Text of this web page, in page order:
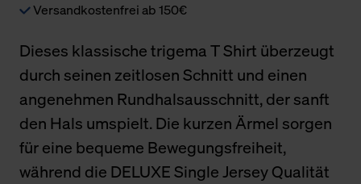
Versandkostenfrei ab 150€
Dieses klassische trigema T Shirt überzeugt
durch seinen zeitlosen Schnitt und einen
angenehmen Rundhalsausschnitt, der sanft
den Hals umspielt. Die kurzen Ärmel sorgen
für eine bequeme Bewegungsfreiheit,
während die DELUXE Single Jersey Qualität